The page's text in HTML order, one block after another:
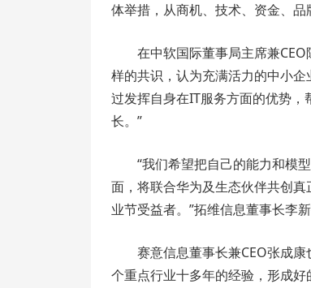
体举措，从商机、技术、资金、品
在中软国际董事局主席兼
样的共识，认为充满活力的中小
过发挥自身在IT服务方面的优势
长。”
“我们希望把自己的能力和模
面，将联合华为及生态伙伴共创
业节受益者。”拓维信息董事长李新
赛意信息董事长兼CEO张成
个重点行业十多年的经验，形成